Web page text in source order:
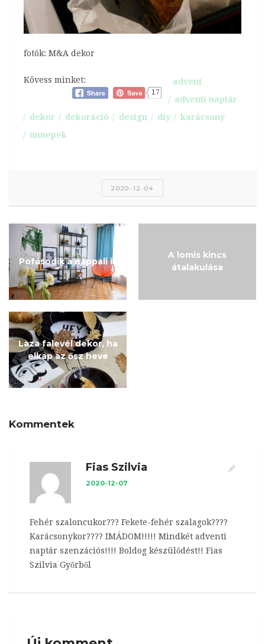
fotók: M&A dekor
Kövess minket:
17
advent
adventi naptár
dekor
dekoráció design diy
karácsony
ünnepek
2020-12-04
Pofásodik a nappali is
A lomis kincs
átalakulása
Laza falevél dekor, ha
elkap az ősz heve
Kommentek
Fias Szilvia
2020-12-07
Fehér szaloncukor??? Fekete-fehér szalagok????
Karácsonykor???? IMÁDOM!!!!! Mindkét adventi
naptár szenzációs!!!! Boldog készülődést!! Fias
Szilvia Győrből